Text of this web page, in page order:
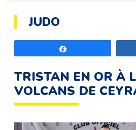
JUDO
TRISTAN EN OR À
VOLCANS DE